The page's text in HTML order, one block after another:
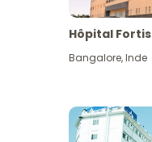
Hôpital Fortis
Bangalore,Inde